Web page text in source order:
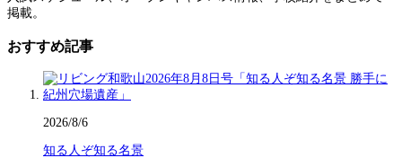
掲載。
おすすめ記事
2026/8/6
知る人ぞ知る名景